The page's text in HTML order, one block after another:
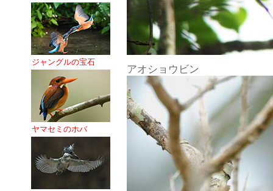
ジャングルの宝石
ヤマセミのホバ
アオショウビン